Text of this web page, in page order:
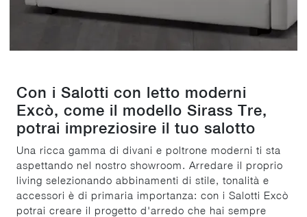
Con i Salotti con letto moderni
Excò, come il modello Sirass Tre,
potrai impreziosire il tuo salotto
Una ricca gamma di divani e poltrone moderni ti sta
aspettando nel nostro showroom. Arredare il proprio
living selezionando abbinamenti di stile, tonalità e
accessori è di primaria importanza: con i Salotti Excò
potrai creare il progetto d'arredo che hai sempre